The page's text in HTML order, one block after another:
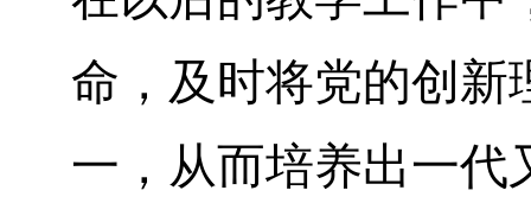
命，及时将党的创新
一，从而培养出一代